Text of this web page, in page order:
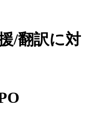
/翻訳に対